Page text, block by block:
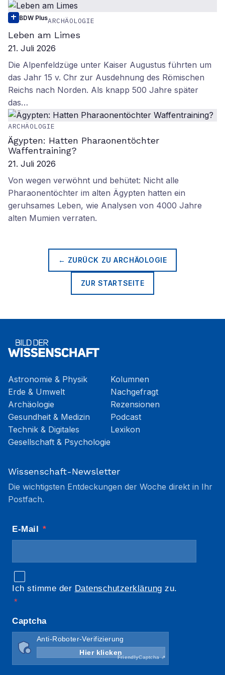
BDW PlusARCHÄOLOGIE
Leben am Limes
21. Juli 2026
Die Alpenfeldzüge unter Kaiser Augustus führten um
das Jahr 15 v. Chr zur Ausdehnung des Römischen
Reichs nach Norden. Als knapp 500 Jahre später
das…
ARCHÄOLOGIE
Ägypten: Hatten Pharaonentöchter
Waffentraining?
21. Juli 2026
Von wegen verwöhnt und behütet: Nicht alle
Pharaonentöchter im alten Ägypten hatten ein
geruhsames Leben, wie Analysen von 4000 Jahre
alten Mumien verraten.
← ZURÜCK ZUARCHÄOLOGIE
ZUR STARTSEITE
Astronomie & Physik
Erde & Umwelt
Archäologie
Gesundheit & Medizin
Technik & Digitales
Gesellschaft & Psychologie
Kolumnen
Nachgefragt
Rezensionen
Podcast
Lexikon
Wissenschaft-Newsletter
Die wichtigsten Entdeckungen der Woche direkt in Ihr
Postfach.